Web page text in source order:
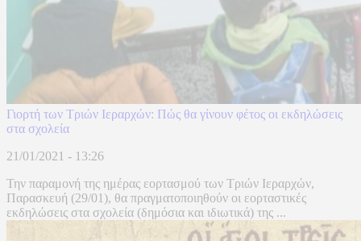
Γιορτή των Τριών Ιεραρχών: Πώς θα γίνουν φέτος οι εκδηλώσεις
στα σχολεία
21/01/2021 - 13:26
Την παραμονή της ημέρας εορτασμού των Τριών Ιεραρχών,
Παρασκευή (29/01), θα πραγματοποιηθούν οι εορταστικές
εκδηλώσεις στα σχολεία (δημόσια και ιδιωτικά) της ...